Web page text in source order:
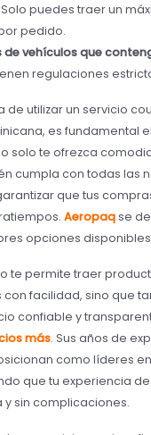
Solo puedes traer un
pedido.
de vehículos que
regulaciones
de utilizar un servicio
es fundamental
solo te ofrezca
cumpla con todas las
que tus
Aeropaqse
opciones
te permite traer
facilidad, sino que
confiable y
más. Sus años de
como líderes
que tu experiencia
y sin complicaciones.